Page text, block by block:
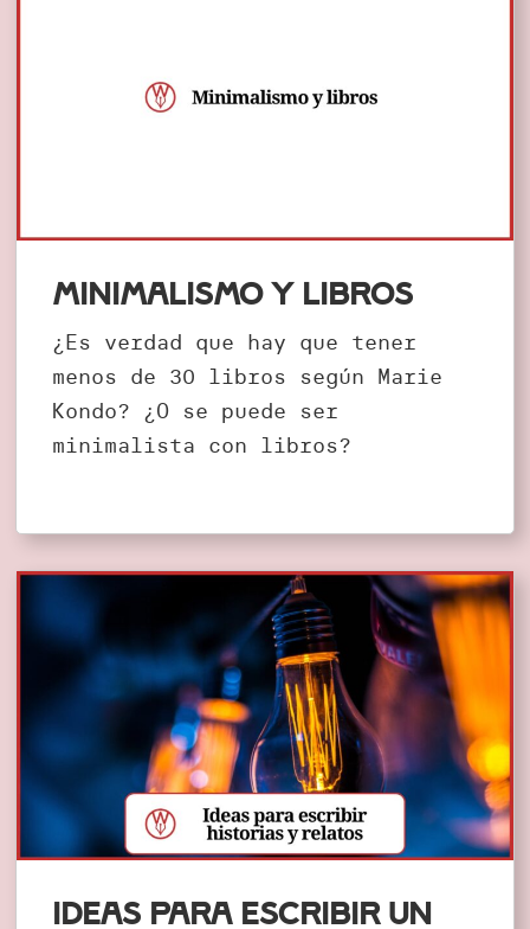
Minimalismo y libros
¿Es verdad que hay que tener
menos de 30 libros según Marie
Kondo? ¿O se puede ser
minimalista con libros?
Ideas para escribir un